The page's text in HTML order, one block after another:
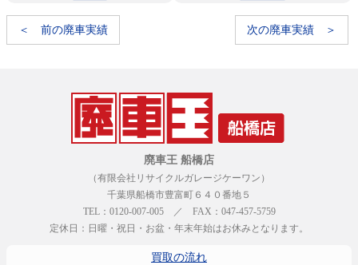
＜ 前の廃車実績 次の廃車実績 ＞
廃車王 船橋店
（有限会社リサイクルガレージケーワン）
千葉県船橋市豊富町６４０番地５
TEL：0120-007-005 ／ FAX：047-457-5759
定休日：日曜・祝日・お盆・年末年始はお休みとなります。
買取の流れ